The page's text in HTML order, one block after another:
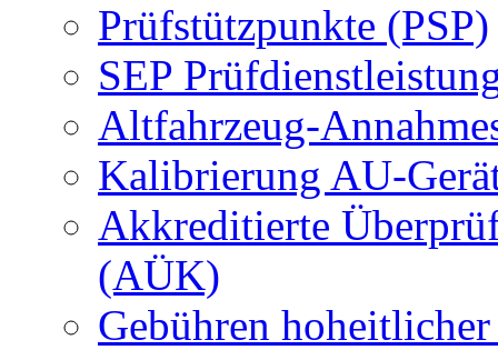
Prüfstützpunkte (PSP)
SEP
Altfahrzeug-
Kalibrierung AU-
Akkreditierte
(AÜK)
Gebühren